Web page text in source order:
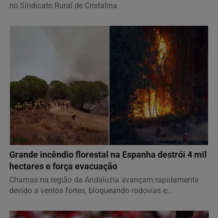
no Sindicato Rural de Cristalina
GERAL
Grande incêndio florestal na Espanha destrói 4 mil
hectares e força evacuação
Chamas na região da Andaluzia avançam rapidamente
devido a ventos fortes, bloqueando rodovias e...